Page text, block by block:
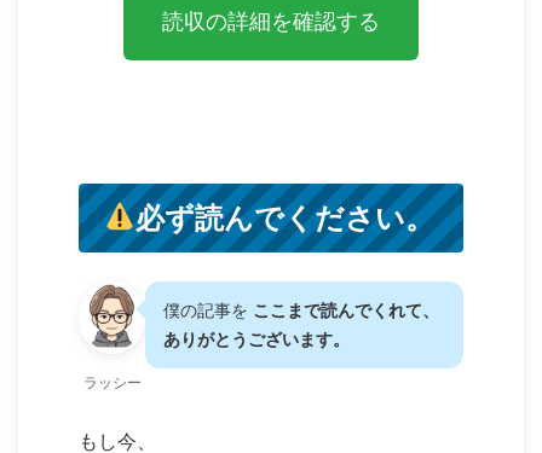
読収の詳細を確認する
必ず読んでください。
ラッシー
僕の記事を ここまで読んでくれて、
ありがとうございます。
もし今、